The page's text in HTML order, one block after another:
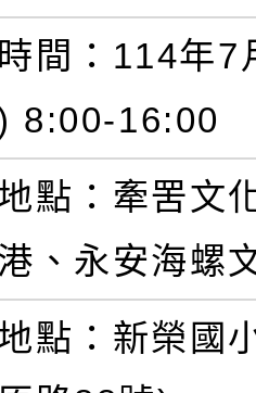
間：114年7
8:00-16:00
點：牽罟文
、永安海螺
點：新榮國